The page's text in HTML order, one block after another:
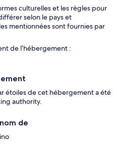
culturelles et les règles pour
selon le pays et
mentionnées sont fournies par
de l’hébergement :
étoiles de cet hébergement a été
authority.
de